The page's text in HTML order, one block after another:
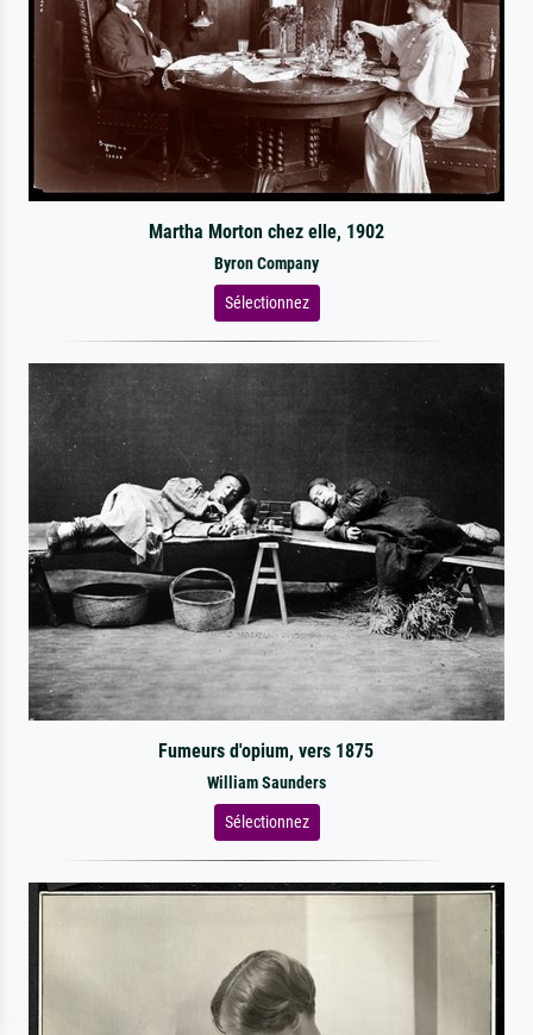
Martha Morton chez elle, 1902
Byron Company
Sélectionnez
Fumeurs d'opium, vers 1875
William Saunders
Sélectionnez